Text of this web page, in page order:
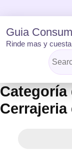
to
content
Guia
Rinde mas y